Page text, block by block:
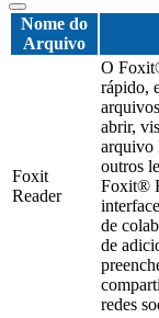
Nome do
Arquivo
Foxit
Reader
O
rápido,
abrir,
arquivo
outros
Foxit®
de
de
redes